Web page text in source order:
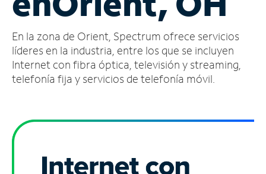
cuenta
Encuentra
una
tienda
En la zona de Orient, Spectrum ofrece servicios
líderes en la industria, entre los que se incluyen
Internet con fibra óptica, televisión y streaming,
telefonía fija y servicios de telefonía móvil.